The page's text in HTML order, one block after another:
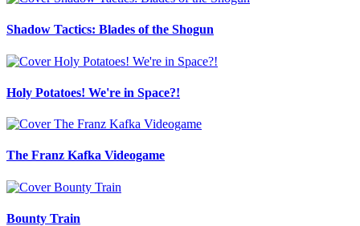
Shadow Tactics: Blades of the Shogun
Holy Potatoes! We're in Space?!
The Franz Kafka Videogame
Bounty Train